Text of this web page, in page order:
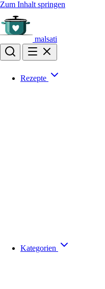
Zum Inhalt springen
malsati
Rezepte
Kategorien